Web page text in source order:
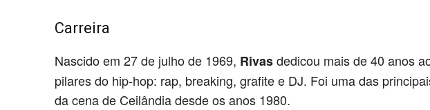
Carreira
Nascido em 27 de julho de 1969, Rivasdedicou mais de 40 anos
pilares do hip-hop: rap, breaking, grafite e DJ. Foi uma das
da cena de Ceilândia desde os anos 1980.